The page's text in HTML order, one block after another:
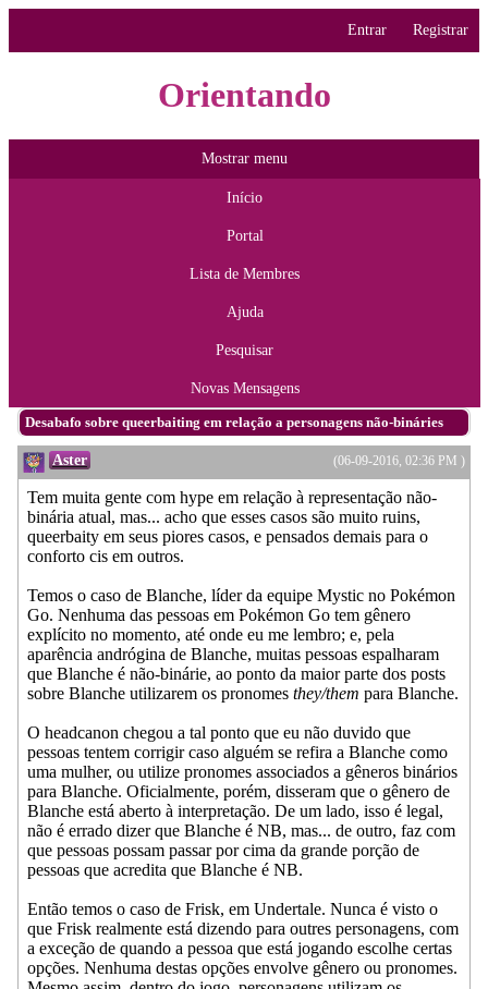
Entrar Registrar
Orientando
Mostrar menu
Início
Portal
Lista de Membres
Ajuda
Pesquisar
Novas Mensagens
Desabafo sobre queerbaiting em relação a personagens não-bináries
(06-09-2016, 02:36 PM )
Aster
Tem muita gente com hype em relação à representação não-
binária atual, mas... acho que esses casos são muito ruins,
queerbaity em seus piores casos, e pensados demais para o
conforto cis em outros.
Temos o caso de Blanche, líder da equipe Mystic no Pokémon
Go. Nenhuma das pessoas em Pokémon Go tem gênero
explícito no momento, até onde eu me lembro; e, pela
aparência andrógina de Blanche, muitas pessoas espalharam
que Blanche é não-binárie, ao ponto da maior parte dos posts
sobre Blanche utilizarem os pronomes they/them para Blanche.
O headcanon chegou a tal ponto que eu não duvido que
pessoas tentem corrigir caso alguém se refira a Blanche como
uma mulher, ou utilize pronomes associados a gêneros binários
para Blanche. Oficialmente, porém, disseram que o gênero de
Blanche está aberto à interpretação. De um lado, isso é legal,
não é errado dizer que Blanche é NB, mas... de outro, faz com
que pessoas possam passar por cima da grande porção de
pessoas que acredita que Blanche é NB.
Então temos o caso de Frisk, em Undertale. Nunca é visto o
que Frisk realmente está dizendo para outres personagens, com
a exceção de quando a pessoa que está jogando escolhe certas
opções. Nenhuma destas opções envolve gênero ou pronomes.